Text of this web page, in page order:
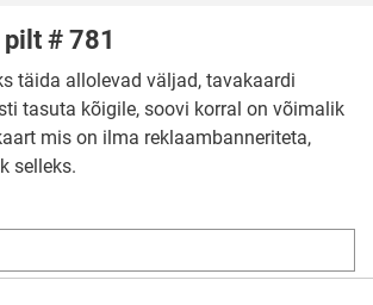
# 781
täida allolevad väljad, tavakaardi
tasuta kõigile, soovi korral on võimalik
mis on ilma reklaambanneriteta,
selleks.